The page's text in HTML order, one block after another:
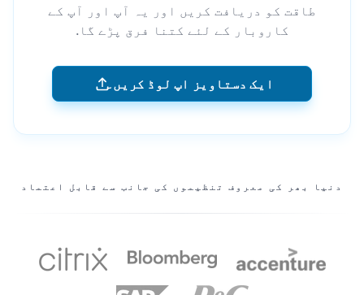
طاقت کو دریافت کریں اور یہ آپ اور آپ کے
کاروبار کے لئے کتنا فرق پڑے گا.
ایک دستاویز اپ لوڈ کریں۔
ہمارے پارٹنرز
دنیا بھر کی معروف تنظیموں کی جانب سے قابل اعتماد